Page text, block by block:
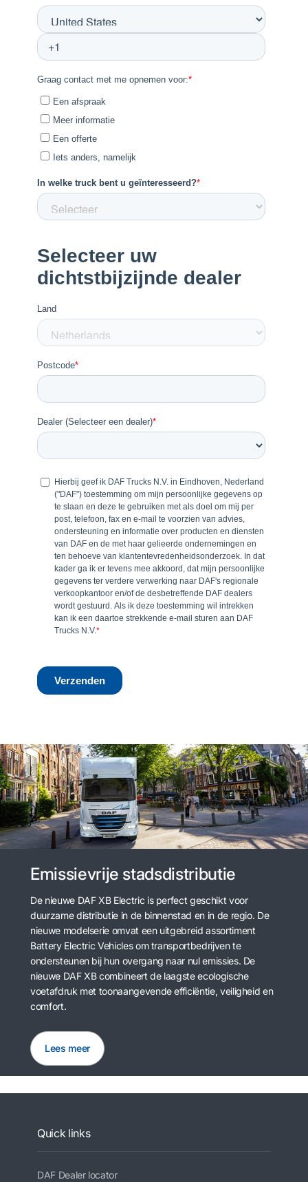
Emissievrije stadsdistributie
De nieuwe DAF XB Electric is perfect geschikt voor
duurzame distributie in de binnenstad en in de regio. De
nieuwe modelserie omvat een uitgebreid assortiment
Battery Electric Vehicles om transportbedrijven te
ondersteunen bij hun overgang naar nul emissies. De
nieuwe DAF XB combineert de laagste ecologische
voetafdruk met toonaangevende efficiëntie, veiligheid en
comfort.
Lees meer
Quick links
DAF Dealer locator